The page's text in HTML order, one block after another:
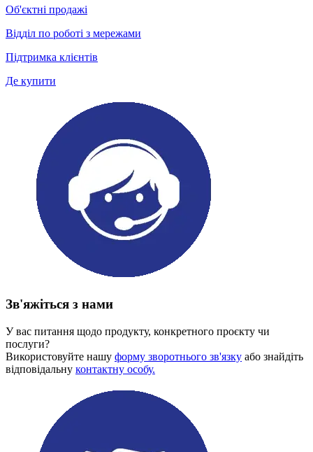
Об'єктні продажі
Відділ по роботі з мережами
Підтримка клієнтів
Де купити
Зв'яжіться з нами
У вас питання щодо продукту, конкретного проєкту чи
послуги?
Використовуйте нашу форму зворотнього зв'язку або знайдіть
відповідальну контактну особу.